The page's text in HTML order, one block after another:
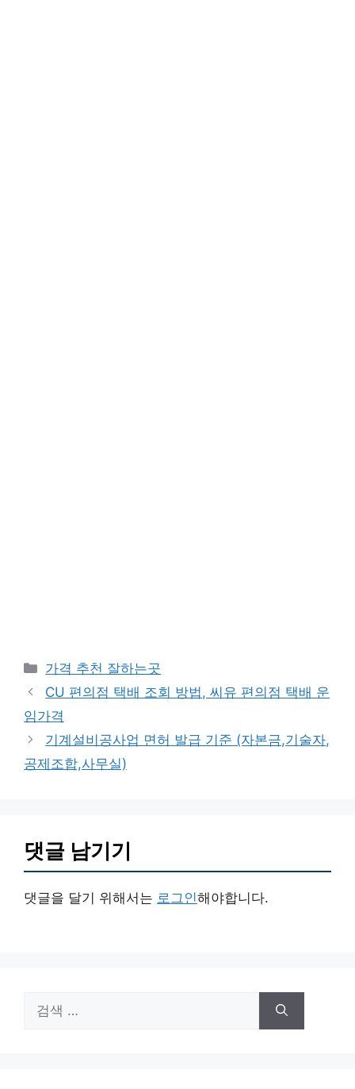
카
테
리
가격 추천 잘하는곳
CU 편의점 택배 조회 방법, 씨유 편의점 택배 운
임가격
기계설비공사업 면허 발급 기준 (자본금,기술자,
공제조합,사무실)
댓글 남기기
댓글을 달기 위해서는 로그인해야합니다.
색: